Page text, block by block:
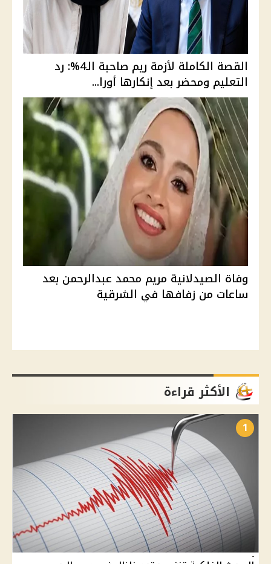
القصة الكاملة لأزمة ريم صاحبة الـ4%: رد
التعليم ومحضر بعد إنكارها أورا...
وفاة الصيدلانية مريم محمد عبدالرحمن بعد
ساعات من زفافها في الشرقية
الأكثر قراءة
1